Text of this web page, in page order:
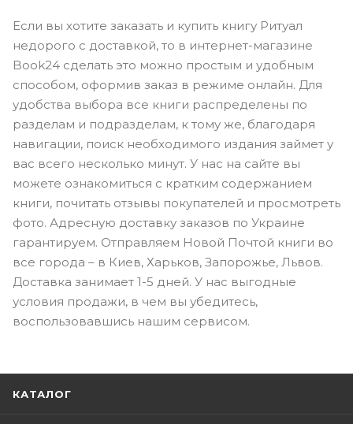
Если вы хотите заказать и купить книгу Ритуал
недорого с доставкой, то в интернет-магазине
Book24 сделать это можно простым и удобным
способом, оформив заказ в режиме онлайн. Для
удобства выбора все книги распределены по
разделам и подразделам, к тому же, благодаря
навигации, поиск необходимого издания займет у
вас всего несколько минут. У нас на сайте вы
можете ознакомиться с кратким содержанием
книги, почитать отзывы покупателей и просмотреть
фото. Адресную доставку заказов по Украине
гарантируем. Отправляем Новой Почтой книги во
все города – в Киев, Харьков, Запорожье, Львов.
Доставка занимает 1-5 дней. У нас выгодные
условия продажи, в чем вы убедитесь,
воспользовавшись нашим сервисом.
КАТАЛОГ